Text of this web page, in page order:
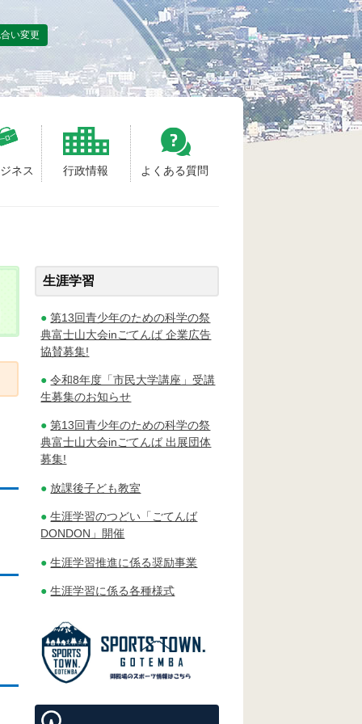
ネス 行政情報 よくある質問
い変更
生涯学習
第13回青少年のための科学の祭
典富士山大会inごてんば 企業広告
協賛募集!
令和8年度「市民大学講座」受講
生募集のお知らせ
第13回青少年のための科学の祭
典富士山大会inごてんば 出展団体
募集!
放課後子ども教室
生涯学習のつどい「ごてんば
DONDON」開催
生涯学習推進に係る奨励事業
生涯学習に係る各種様式